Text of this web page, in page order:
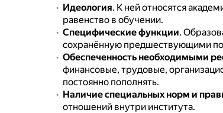
Идеология. К ней относятся
равенство в обучении.
Специфические функции.
сохранённую предшествующими
Обеспеченность необходимыми
финансовые, трудовые,
постоянно пополнять.
Наличие специальных норм и
отношений внутри института.